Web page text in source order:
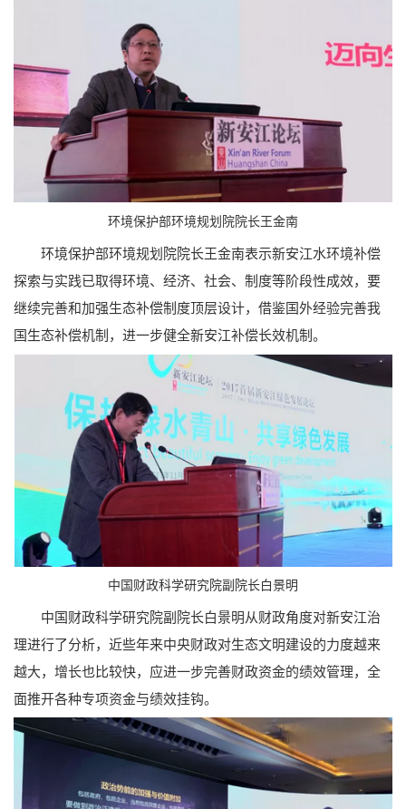
环境保护部环境规划院院长王金南
环境保护部环境规划院院长王金南表示新安江水环境补偿
探索与实践已取得环境、经济、社会、制度等阶段性成效，要
继续完善和加强生态补偿制度顶层设计，借鉴国外经验完善我
国生态补偿机制，进一步健全新安江补偿长效机制。
中国财政科学研究院副院长白景明
中国财政科学研究院副院长白景明从财政角度对新安江治
理进行了分析，近些年来中央财政对生态文明建设的力度越来
越大，增长也比较快，应进一步完善财政资金的绩效管理，全
面推开各种专项资金与绩效挂钩。